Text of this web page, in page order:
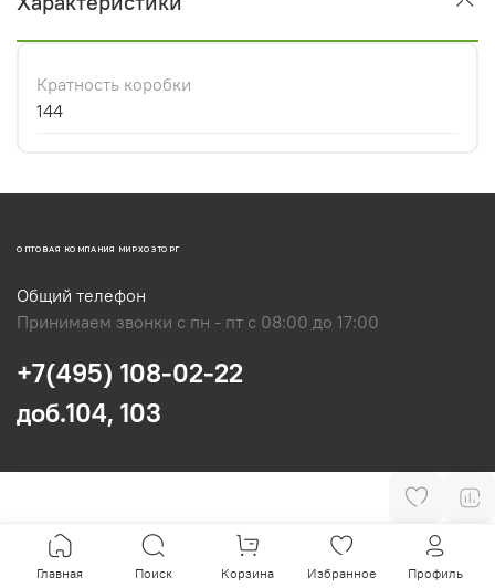
Кратность коробки
144
ОПТОВАЯ КОМПАНИЯ МИРХОЗТОРГ
Общий телефон
Принимаем звонки с пн - пт с 08:00 до 17:00
+7(495) 108-02-22
доб.104, 103
Главная Поиск Корзина Избранное Профиль